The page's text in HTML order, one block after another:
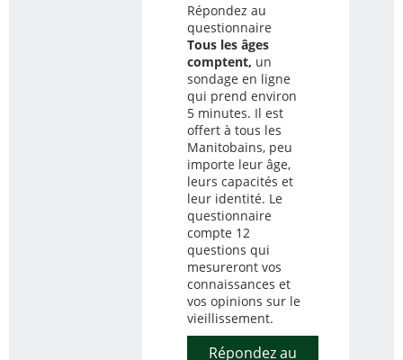
Répondez au
questionnaire
Tous les âges
comptent, un
sondage en ligne
qui prend environ
5 minutes. Il est
offert à tous les
Manitobains, peu
importe leur âge,
leurs capacités et
leur identité. Le
questionnaire
compte 12
questions qui
mesureront vos
connaissances et
vos opinions sur le
vieillissement.
Répondez au